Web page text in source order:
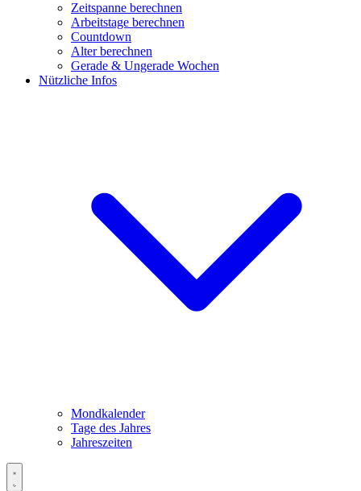
Zeitspanne berechnen
Arbeitstage berechnen
Countdown
Alter berechnen
Gerade & Ungerade Wochen
Nützliche Infos
Mondkalender
Tage des Jahres
Jahreszeiten